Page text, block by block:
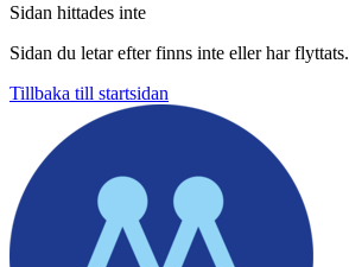
Sidan hittades inte
Sidan du letar efter finns inte eller har flyttats.
Tillbaka till startsidan